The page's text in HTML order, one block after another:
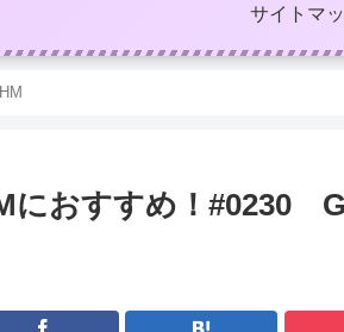
サイトマ
におすすめ！#0230